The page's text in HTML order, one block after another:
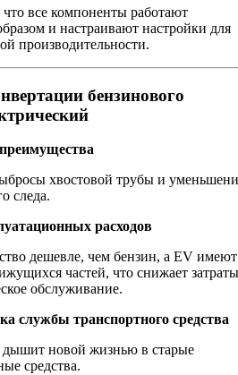
что все компоненты работают
и настраивают настройки для
производительности.
бензинового
хвостовой трубы и
следа.
расходов
дешевле, чем бензин, а EV имеют
частей, что снижает затраты
обслуживание.
службы транспортного средства
дышит новой жизнью в старые
средства.